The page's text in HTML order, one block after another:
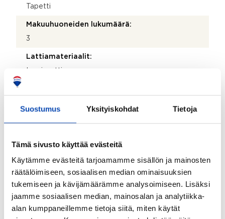
Suostumus Yksityiskohdat Tietoja
Tämä sivusto käyttää evästeitä
Käytämme evästeitä tarjoamamme sisällön ja mainosten
räätälöimiseen, sosiaalisen median ominaisuuksien
tukemiseen ja kävijämäärämme analysoimiseen. Lisäksi
jaamme sosiaalisen median, mainosalan ja analytiikka-
alan kumppaneillemme tietoja siitä, miten käytät
Tapetti
Makuuhuoneiden lukumäärä:
3
Lattiamateriaalit:
Laminaatti
Taloyhtiössä on antenni:
Ei
Kohteen yleiskunto: